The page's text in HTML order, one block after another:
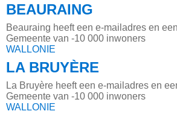
BEAURAING
Beauraing heeft een e-mailadres en
Gemeente van -10 000 inwoners
WALLONIE
LA BRUYÈRE
La Bruyère heeft een e-mailadres en
Gemeente van -10 000 inwoners
WALLONIE